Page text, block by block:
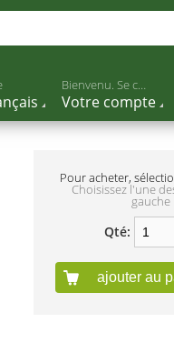
Bienvenu. Se connecter.
Votre compte
Pour acheter,
Choisissez l'une
gauche
Qté:
ajouter au